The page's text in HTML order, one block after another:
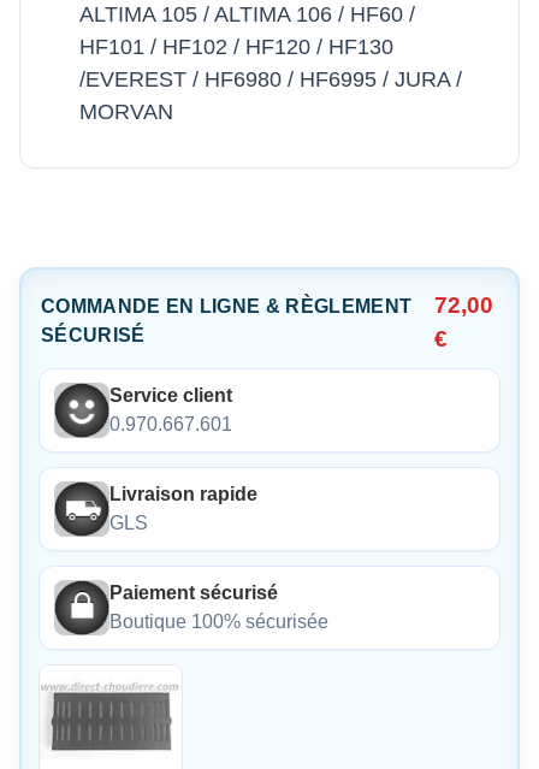
ALTIMA 105 / ALTIMA 106 / HF60 /
HF101 / HF102 / HF120 / HF130
/EVEREST / HF6980 / HF6995 / JURA /
MORVAN
COMMANDE EN LIGNE & RÈGLEMENT
SÉCURISÉ
72,00
€
Service client
0.970.667.601
Livraison rapide
GLS
Paiement sécurisé
Boutique 100% sécurisée